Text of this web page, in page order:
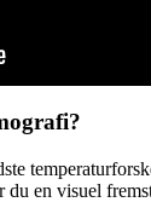
en visuel